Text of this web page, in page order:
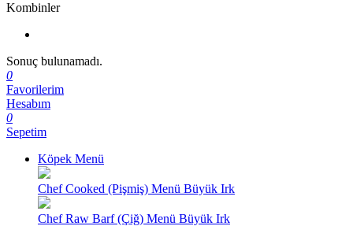
Kombinler
Sonuç bulunamadı.
0
Favorilerim
Hesabım
0
Sepetim
Köpek Menü
Chef Cooked (Pişmiş) Menü Büyük Irk
Chef Raw Barf (Çiğ) Menü Büyük Irk